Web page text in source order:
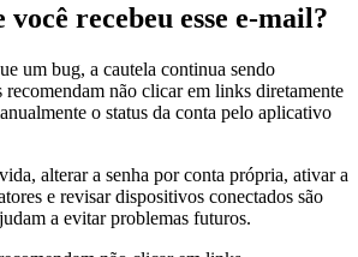
você recebeu esse e-mail?
um bug, a cautela continua sendo
recomendam não clicar em links diretamente
o status da conta pelo aplicativo
alterar a senha por conta própria, ativar a
e revisar dispositivos conectados são
a evitar problemas futuros.